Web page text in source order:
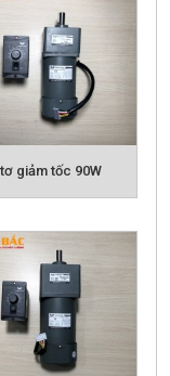
Kinh Bắc:
giảm tốc 90W